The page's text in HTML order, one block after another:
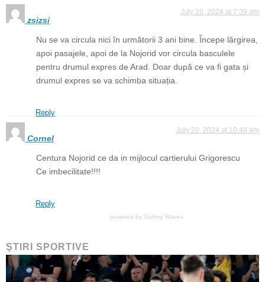
zsizsi
July 20, 2024 at 7:39 am
Nu se va circula nici în următorii 3 ani bine. Începe lărgirea,
apoi pasajele, apoi de la Nojorid vor circula basculele
pentru drumul expres de Arad. Doar după ce va fi gata și
drumul expres se va schimba situația.
Reply
Cornel
July 20, 2024 at 10:48 am
Centura Nojorid ce da in mijlocul cartierului Grigorescu
Ce imbecilitate!!!!
Reply
powered by Surfing Waves
ŞTIRI SPORTIVE